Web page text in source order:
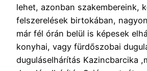
lehet, azonban szakembereink,
felszerelések birtokában,
már fél órán belül is képesek
konyhai, vagy fürdőszobai
duguláselhárítás Kazincbarcika